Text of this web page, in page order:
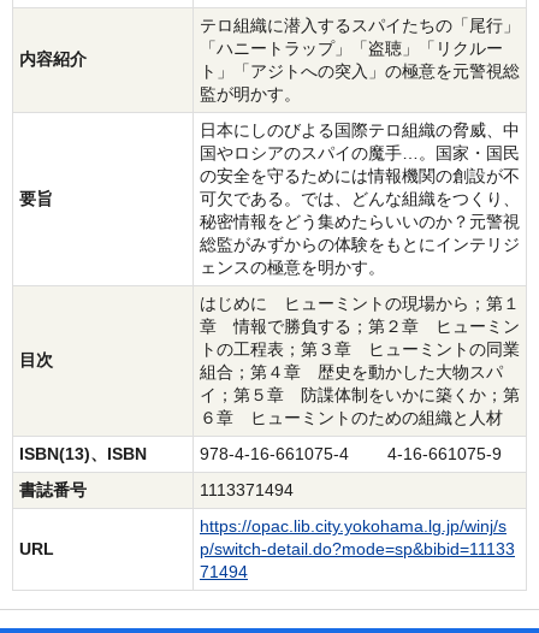
内容紹介
テロ組織に潜入するスパイたちの「尾行」
「ハニートラップ」「盗聴」「リクルー
ト」「アジトへの突入」の極意を元警視総
監が明かす。
要旨
日本にしのびよる国際テロ組織の脅威、中
国やロシアのスパイの魔手…。国家・国民
の安全を守るためには情報機関の創設が不
可欠である。では、どんな組織をつくり、
秘密情報をどう集めたらいいのか？元警視
総監がみずからの体験をもとにインテリジ
ェンスの極意を明かす。
目次
はじめに ヒューミントの現場から；第１
章 情報で勝負する；第２章 ヒューミン
トの工程表；第３章 ヒューミントの同業
組合；第４章 歴史を動かした大物スパ
イ；第５章 防諜体制をいかに築くか；第
６章 ヒューミントのための組織と人材
ISBN(13)、ISBN
978-4-16-661075-4 4-16-661075-9
書誌番号
1113371494
URL
https://opac.lib.city.yokohama.lg.jp/winj/s
p/switch-detail.do?mode=sp&bibid=11133
71494